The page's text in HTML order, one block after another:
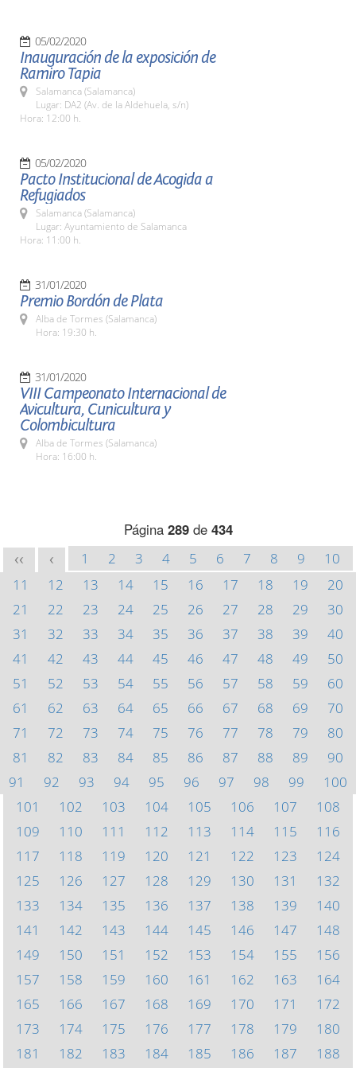
05/02/2020
Inauguración de la exposición de
Ramiro Tapia
Salamanca (Salamanca)
Lugar: DA2 (Av. de la Aldehuela, s/n)
Hora: 12:00 h.
05/02/2020
Pacto Institucional de Acogida a
Refugiados
Salamanca (Salamanca)
Lugar: Ayuntamiento de Salamanca
Hora: 11:00 h.
31/01/2020
Premio Bordón de Plata
Alba de Tormes (Salamanca)
Hora: 19:30 h.
31/01/2020
VIII Campeonato Internacional de
Avicultura, Cunicultura y
Colombicultura
Alba de Tormes (Salamanca)
Hora: 16:00 h.
Página 289de 434
<< < 1 2 3 4 5 6 7 8 9
10
11
12 13 14 15 16 17 18 19
20
21
22 23 24 25 26 27 28 29
30
31
32 33 34 35 36 37 38 39
40
41
42 43 44 45 46 47 48 49
50
51
52 53 54 55 56 57 58 59
60
61
62 63 64 65 66 67 68 69
70
71
72 73 74 75 76 77 78 79
80
81
82 83 84 85 86 87 88 89
90
91
92 93 94 95 96 97 98 99
100
101
102 103 104 105 106 107
108
109
110 111 112 113 114 115
116
117
118 119 120 121 122 123
124
125
126 127 128 129 130 131
132
133
134 135 136 137 138 139
140
141
142 143 144 145 146 147
148
149
150 151 152 153 154 155
156
157
158 159 160 161 162 163
164
165
166 167 168 169 170 171
172
173
174 175 176 177 178 179
180
181
182 183 184 185 186 187
188